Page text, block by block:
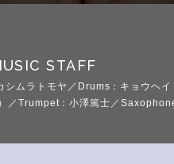
STAFF
ムラトモヤ／Drums：キョウヘイ
Trumpet：小澤篤士／